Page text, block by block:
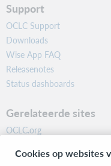
Support
OCLC Support
Downloads
Wise App FAQ
Releasenotes
Status dashboards
Gerelateerde sites
OCLC.org
Community
Cookies op websites